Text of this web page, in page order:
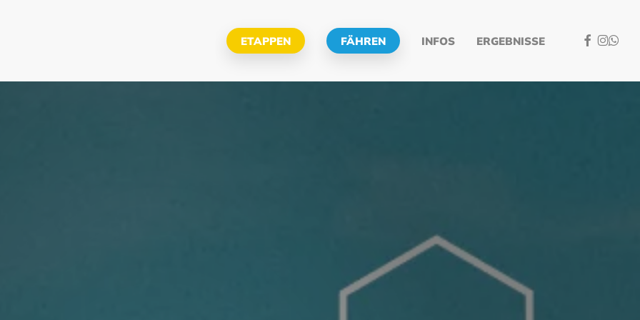
ETAPPEN FÄHREN INFOS ERGEBNISSE FACEBOOK